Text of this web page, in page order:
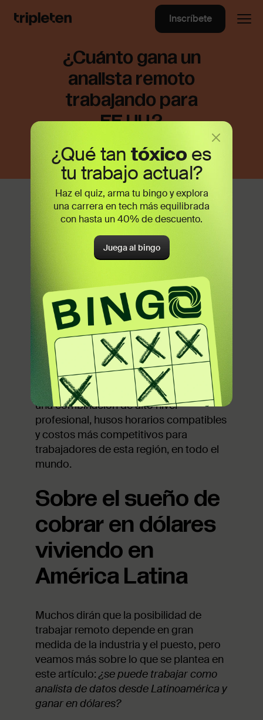
Inscríbete
¿Cuánto gana un
analista remoto
trabajando para
EE.UU.?
El 2020 marcó un antes y un después
en la historia del trabajo remoto: dejó de
privilegiopara unos pocos y se
volvió la norma en todo el mundo. Si
bien esta situación duró apenas algunos
meses, miles de personas a partir de
entonces comenzaron a ganar en
dólares viviendo en México, Chile, Brasil,
y algunos países de Europa.
Muchas empresas de Estados Unidos
comenzaron a ofrecer empleos
internacionales en datos, especialmente
en países de Latinoamérica. Esto creó
una combinación de alto nivel
profesional, husos horarios compatibles
y costos más competitivos para
trabajadores de esta región, en todo el
mundo.
Sobre el sueño de
cobrar en dólares
viviendo en
América Latina
Muchos dirán que la posibilidad de
trabajar remoto depende en gran
medida de la industria y el puesto, pero
veamos más sobre lo que se plantea en
este artículo:¿se puede trabajar como
analista de datos desde Latinoamérica y
ganar en dólares?
¿Qué tan tóxico es
tu trabajo actual?
Haz el quiz, arma tu bingo y explora
una carrera en tech más equilibrada
con hasta un 40% de descuento.
Juega al bingo